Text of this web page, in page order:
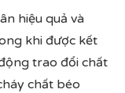
hiệu quả và
khi được kết
trao đổi chất
chất béo